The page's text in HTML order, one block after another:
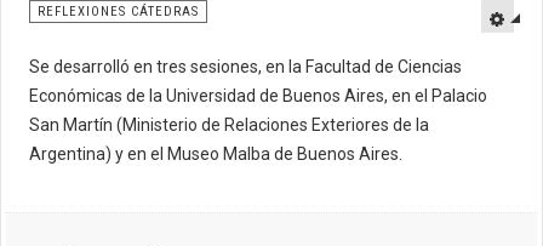
REFLEXIONES CÁTEDRAS
Se desarrolló en tres sesiones, en la Facultad de Ciencias
Económicas de la Universidad de Buenos Aires, en el Palacio
San Martín (Ministerio de Relaciones Exteriores de la
Argentina) y en el Museo Malba de Buenos Aires.